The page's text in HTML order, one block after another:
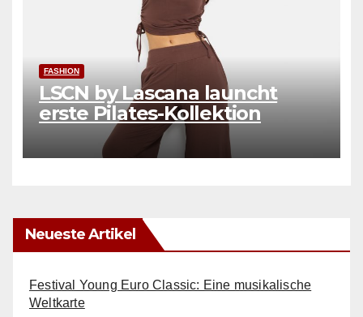
FASHION
LSCN by Lascana launcht
erste Pilates-Kollektion
Neueste Artikel
Festival Young Euro Classic: Eine musikalische
Weltkarte